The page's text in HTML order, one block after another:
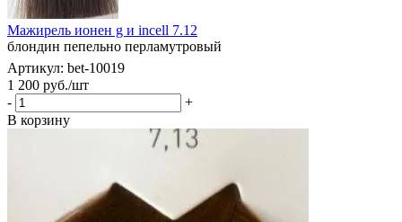
Мажирель ионен g и incell 7.12
блондин пепельно перламутровый
Артикул: bet-10019
1 200 руб./шт
-
+
В корзину